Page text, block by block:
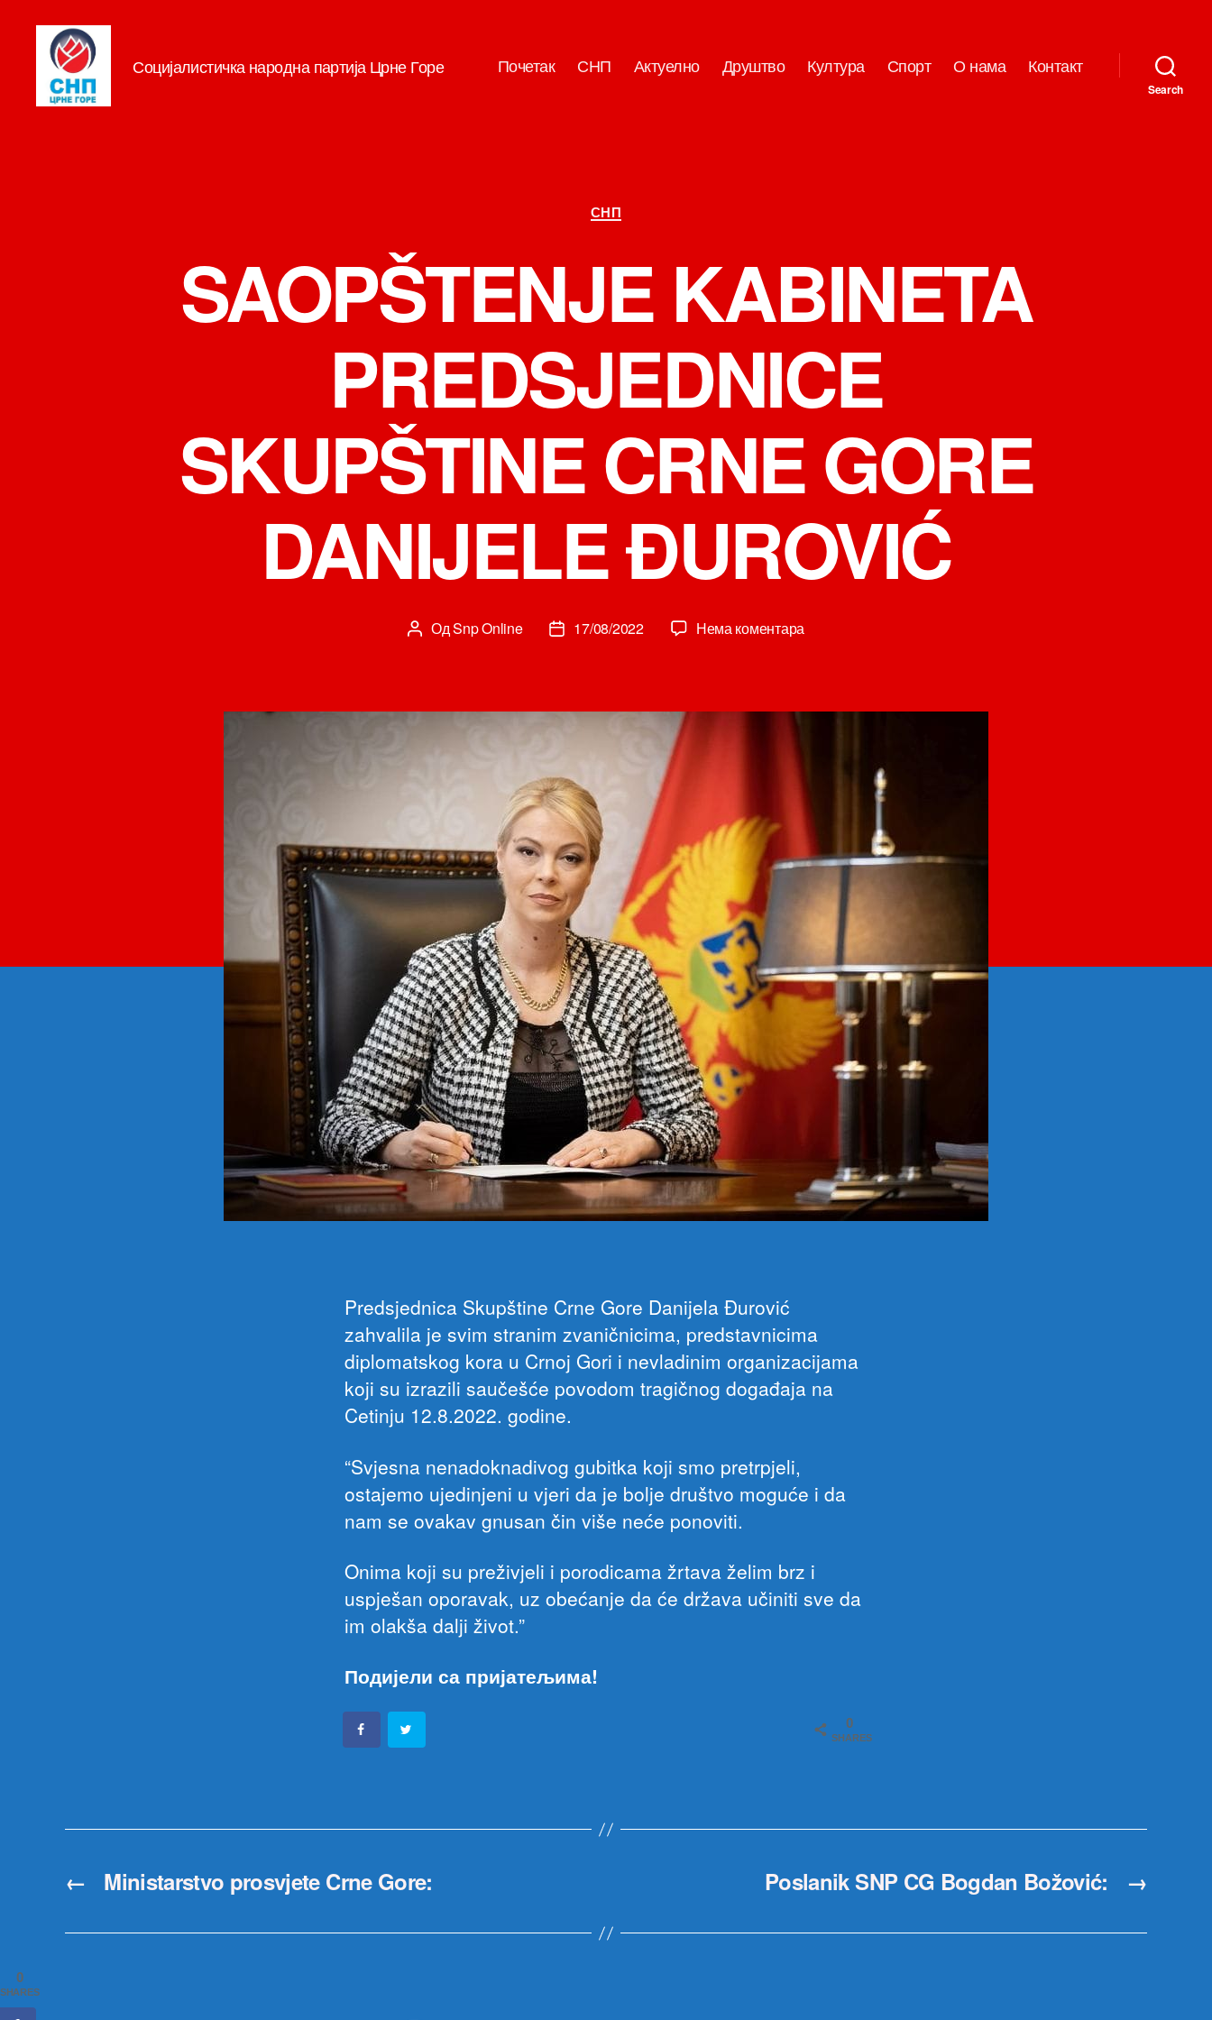
Социјалистичка народна партија Црне Горе Почетак СНП Актуелно Друштво Култура Спорт О нама Контакт
Search
Категорије
СНП
SAOPŠTENJE KABINETA
PREDSJEDNICE
SKUPŠTINE CRNE GORE
DANIJELE ĐUROVIĆ
Аутор
ОдSnp Online
Датум
17/08/2022 Нема коментара
SKUPŠTINE
DANIJELE
Predsjednica Skupštine Crne Gore Danijela Đurović
zahvalila je svim stranim zvaničnicima, predstavnicima
diplomatskog kora u Crnoj Gori i nevladinim organizacijama
koji su izrazili saučešće povodom tragičnog događaja na
Cetinju 12.8.2022. godine.
“Svjesna nenadoknadivog gubitka koji smo pretrpjeli,
ostajemo ujedinjeni u vjeri da je bolje društvo moguće i da
nam se ovakav gnusan čin više neće ponoviti.
Onima koji su preživjeli i porodicama žrtava želim brz i
uspješan oporavak, uz obećanje da će država učiniti sve da
im olakša dalji život.”
Подијели са пријатељима!
0
SHARES
← Ministarstvo prosvjete Crne Gore: →
Poslanik SNP CG Bogdan Božović:
0
SHARES